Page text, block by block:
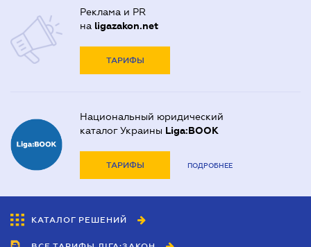
Реклама и PR
на ligazakon.net
ТАРИФЫ
Национальный юридический
каталог Украины Liga:BOOK
ТАРИФЫ ПОДРОБНЕЕ
КАТАЛОГ РЕШЕНИЙ